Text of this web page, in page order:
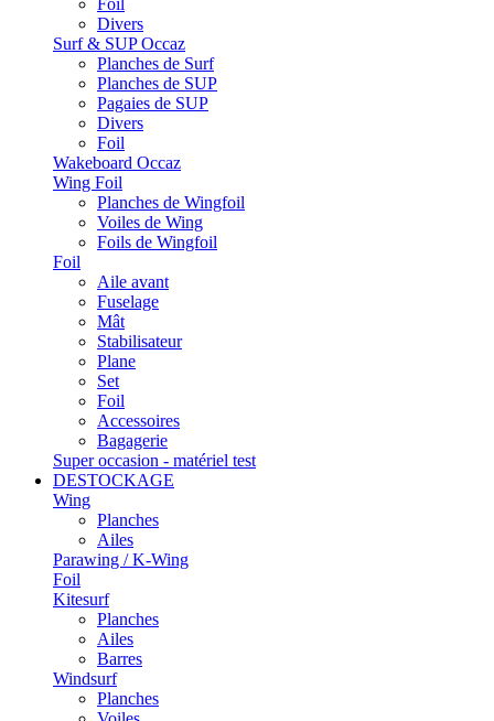
Foil
Divers
Surf & SUP Occaz
Planches de Surf
Planches de SUP
Pagaies de SUP
Divers
Foil
Wakeboard Occaz
Wing Foil
Planches de Wingfoil
Voiles de Wing
Foils de Wingfoil
Foil
Aile avant
Fuselage
Mât
Stabilisateur
Plane
Set
Foil
Accessoires
Bagagerie
Super occasion - matériel test
DESTOCKAGE
Wing
Planches
Ailes
Parawing / K-Wing
Foil
Kitesurf
Planches
Ailes
Barres
Windsurf
Planches